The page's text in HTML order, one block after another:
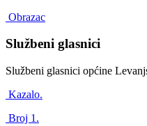
Obrazac
Službeni glasnici
Službeni glasnici općine
Kazalo.
Broj 1.